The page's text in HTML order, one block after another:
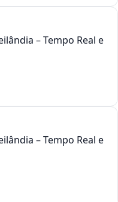
– Tempo Real e
– Tempo Real e